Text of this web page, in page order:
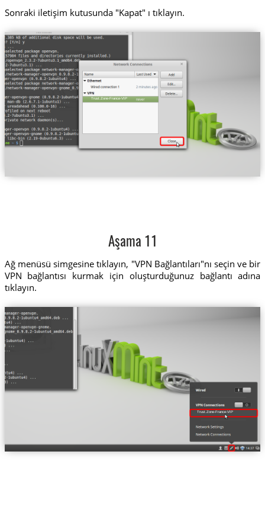
Sonraki iletişim kutusunda "Kapat" ı tıklayın.
Trust.Zone-France-VIP
Aşama 11
Ağ menüsü simgesine tıklayın, "VPN Bağlantıları"nı seçin ve bir
VPN bağlantısı kurmak için oluşturduğunuz bağlantı adına
tıklayın.
Trust.Zone-France-VIP